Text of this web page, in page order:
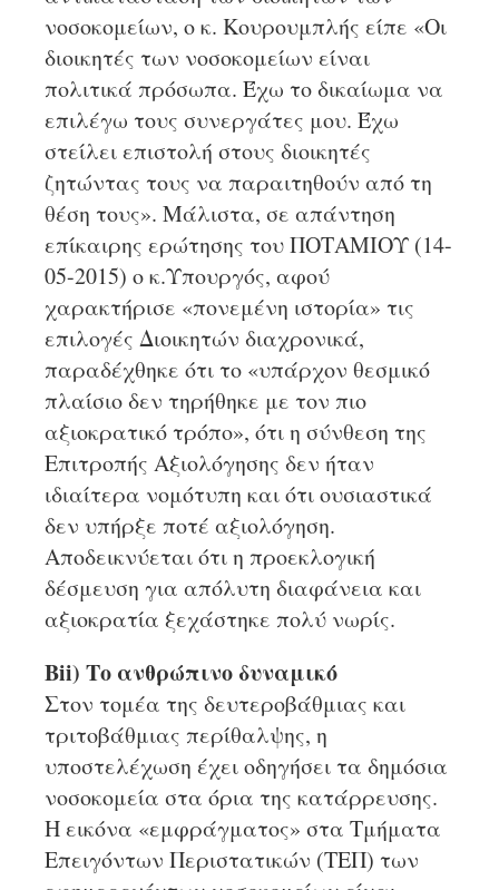
νοσοκομείων, ο κ. Κουρουμπλής είπε «Οι
διοικητές των νοσοκομείων είναι
πολιτικά πρόσωπα. Έχω το δικαίωμα να
επιλέγω τους συνεργάτες μου. Έχω
στείλει επιστολή στους διοικητές
ζητώντας τους να παραιτηθούν από τη
θέση τους». Μάλιστα, σε απάντηση
επίκαιρης ερώτησης του ΠΟΤΑΜΙΟΥ (14-
05-2015) ο κ.Υπουργός, αφού
χαρακτήρισε «πονεμένη ιστορία» τις
επιλογές Διοικητών διαχρονικά,
παραδέχθηκε ότι το «υπάρχον θεσμικό
πλαίσιο δεν τηρήθηκε με τον πιο
αξιοκρατικό τρόπο», ότι η σύνθεση της
Επιτροπής Αξιολόγησης δεν ήταν
ιδιαίτερα νομότυπη και ότι ουσιαστικά
δεν υπήρξε ποτέ αξιολόγηση.
Αποδεικνύεται ότι η προεκλογική
δέσμευση για απόλυτη διαφάνεια και
αξιοκρατία ξεχάστηκε πολύ νωρίς.
Βii) Το ανθρώπινο δυναμικό
Στον τομέα της δευτεροβάθμιας και
τριτοβάθμιας περίθαλψης, η
υποστελέχωση έχει οδηγήσει τα δημόσια
νοσοκομεία στα όρια της κατάρρευσης.
Η εικόνα «εμφράγματος» στα Τμήματα
Επειγόντων Περιστατικών (ΤΕΠ) των